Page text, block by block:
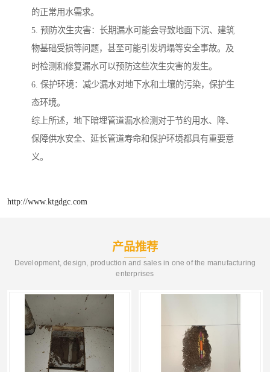
的正常用水需求。
5. 预防次生灾害：长期漏水可能会导致地面下沉、建筑
物基础受损等问题，甚至可能引发坍塌等安全事故。及
时检测和修复漏水可以预防这些次生灾害的发生。
6. 保护环境：减少漏水对地下水和土壤的污染，保护生
态环境。
综上所述，地下暗埋管道漏水检测对于节约用水、降、
保障供水安全、延长管道寿命和保护环境都具有重要意
义。
http://www.ktgdgc.com
产品推荐
Development, design, production and sales in one of the manufacturing
enterprises